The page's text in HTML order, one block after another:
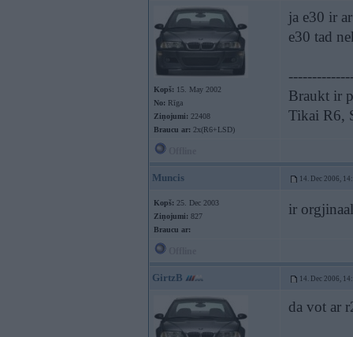
Kopš: 15. May 2002
No: Rīga
Ziņojumi: 22408
Braucu ar: 2x(R6+LSD)
ja e30 ir
e30 tad
Braukt ir
Tikai R6,
Muncis 14. Dec 2006,
Kopš: 25. Dec 2003
Ziņojumi: 827
Braucu ar:
ir
GirtzB 14. Dec 2006,
da vot ar